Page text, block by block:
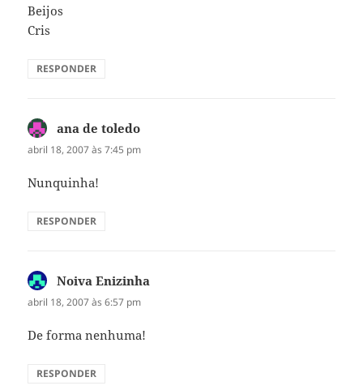
Beijos
Cris
RESPONDER
ana de toledo
abril 18, 2007 às 7:45 pm
Nunquinha!
RESPONDER
Noiva Enizinha
abril 18, 2007 às 6:57 pm
De forma nenhuma!
RESPONDER